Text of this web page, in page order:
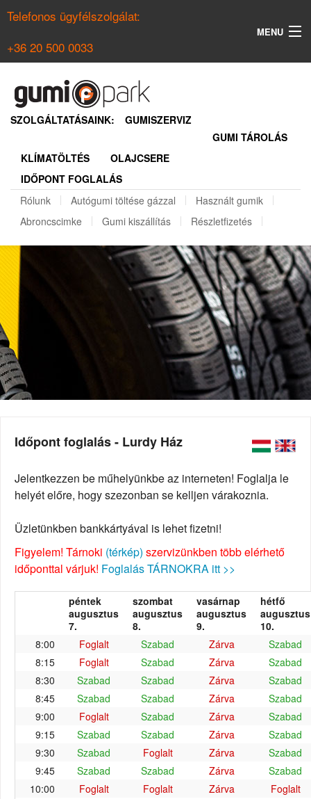
Telefonos ügyfélszolgálat:
+36 20 500 0033
MENU
NYÁRI GUMI KERESŐ
REGISZTRÁCIÓ
SZOLGÁLTATÁSAINK:
GUMISZERVIZ
GUMI TÁROLÁS
KLÍMATÖLTÉS
OLAJCSERE
IDŐPONT FOGLALÁS
Rólunk
Autógumi töltése gázzal
Használt gumik
Abroncscimke
Gumi kiszállítás Részletfizetés
Időpont foglalás - Lurdy Ház
Jelentkezzen be műhelyünkbe az interneten! Foglalja le
helyét előre, hogy szezonban se kelljen várakoznia.
Üzletünkben bankkártyával is lehet fizetni!
Figyelem! Tárnoki (térkép) szervizünkben több elérhető
időponttal várjuk! Foglalás TÁRNOKRA itt >>
péntek
augusztus
7.
szombat
augusztus
8.
vasárnap
augusztus
9.
hétfő
augusztus
10.
8:00
Foglalt Szabad Zárva
Szabad
8:15
Foglalt Szabad Zárva
Szabad
8:30
Szabad Szabad Zárva
Szabad
8:45
Szabad Szabad Zárva
Szabad
9:00
Foglalt Szabad Zárva
Szabad
9:15
Szabad Szabad Zárva
Szabad
9:30
Szabad Foglalt Zárva
Szabad
9:45
Szabad Szabad Zárva
Szabad
10:00
Foglalt Foglalt Zárva
Foglalt